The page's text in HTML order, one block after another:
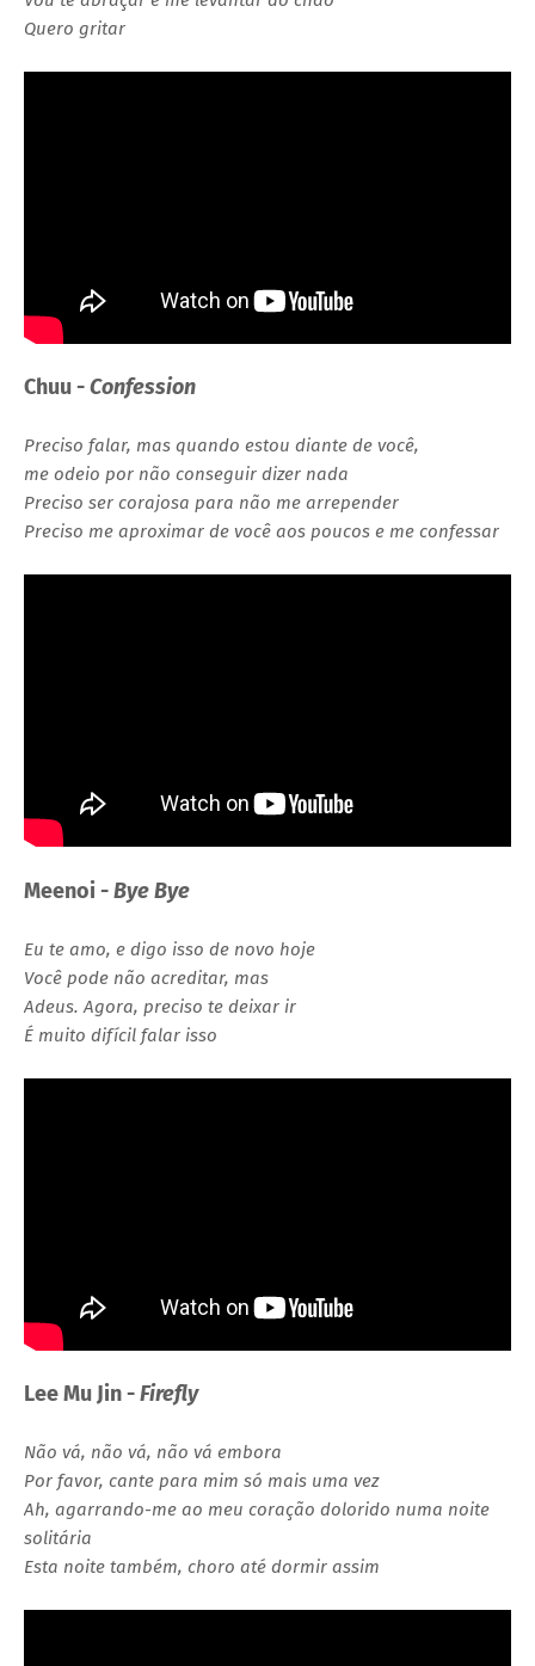
Quero gritar
Chuu -Confession
Preciso falar, mas quando estou diante de você,
me odeio por não conseguir dizer nada
Preciso ser corajosa para não me arrepender
Preciso me aproximar de você aos poucos e me confessar
Meenoi -Bye Bye
Eu te amo, e digo isso de novo hoje
Você pode não acreditar, mas
Adeus. Agora, preciso te deixar ir
É muito difícil falar isso
Lee Mu Jin -Firefly
Não vá, não vá, não vá embora
Por favor, cante para mim só mais uma vez
Ah, agarrando-me ao meu coração dolorido numa noite
solitária
Esta noite também, choro até dormir assim